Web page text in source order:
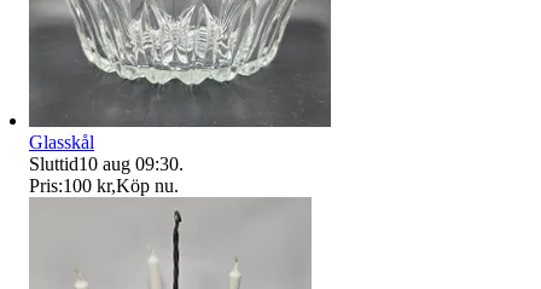
Glasskål
Sluttid10 aug 09:30.
Pris:100 kr,Köp nu.